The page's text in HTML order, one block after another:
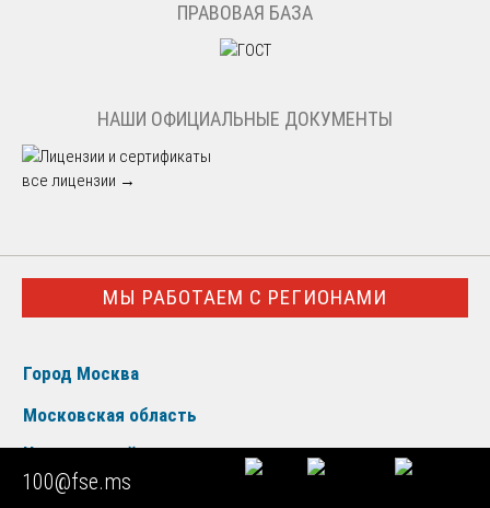
ПРАВОВАЯ БАЗА
НАШИ ОФИЦИАЛЬНЫЕ ДОКУМЕНТЫ
все лицензии →
МЫ РАБОТАЕМ С РЕГИОНАМИ
Город Москва
Московская область
Центральный округ
Северо-Западный
100@fse.ms